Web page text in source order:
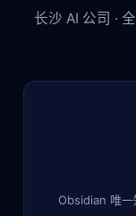
长沙 AI 公司 ·
Obsidian 唯一